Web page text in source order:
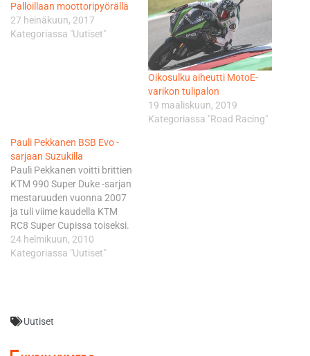
Palloillaan moottoripyörällä
27 heinäkuun, 2017
Kategoriassa "Uutiset"
Oikosulku aiheutti MotoE-
varikon tulipalon
19 maaliskuun, 2019
Kategoriassa "Road Racing"
Pauli Pekkanen BSB Evo -
sarjaan Suzukilla
Pauli Pekkanen voitti brittien
KTM 990 Super Duke -sarjan
mestaruuden vuonna 2007
ja tuli viime kaudella KTM
RC8 Super Cupissa toiseksi.
Tälle kaudelle Pekkanen
vaihtaa pyörämerkin
sarjaan on ilmoittaunut 29
kuljettajia. Pekkasen lisäksi…
24 helmikuun, 2010
Kategoriassa "Uutiset"
Uutiset